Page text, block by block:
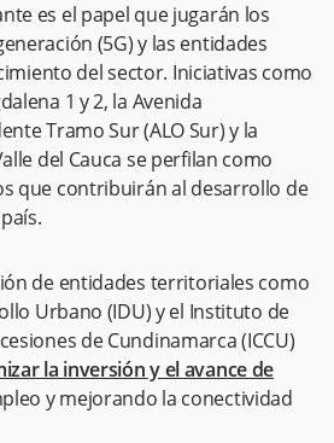
es el papel que jugarán los
(5G) y las entidades
del sector. Iniciativas como
1 y 2, la Avenida
Tramo Sur (ALO Sur) y la
del Cauca se perfilan como
que contribuirán al desarrollo de
de entidades territoriales como
Urbano (IDU) y el Instituto de
de Cundinamarca (ICCU)
la inversión y el avance de
y mejorando la conectividad